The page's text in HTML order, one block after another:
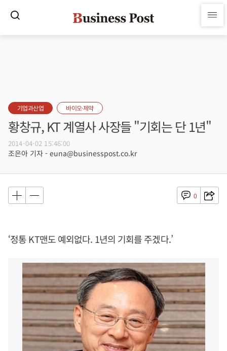
기업과산업 바이오·제약
황창규, KT 계열사 사장들 "기회는 단 1년"
2014-04-02 15:46:00
조은아 기자 - euna@businesspost.co.kr
0
‘정통 KT맨도 예외없다. 1년의 기회를 주겠다.’